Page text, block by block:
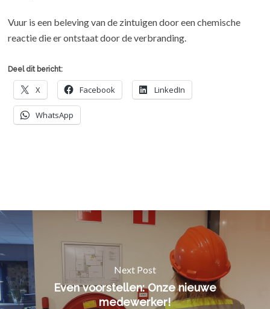
Vuur is een beleving van de zintuigen door een chemische
reactie die er ontstaat door de verbranding.
Deel dit bericht:
X Facebook LinkedIn
WhatsApp
Next Post
Even voorstellen: Onze nieuwe
medewerker!